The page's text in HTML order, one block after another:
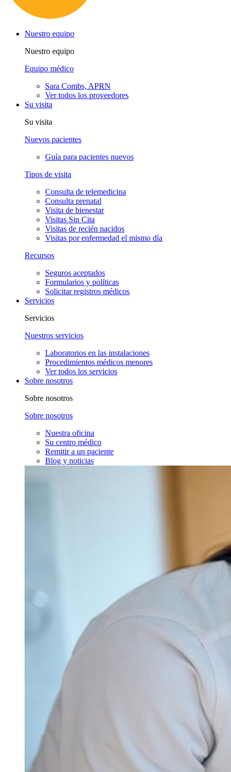
Nuestro equipo
Nuestro equipo
Equipo médico
Sara Combs, APRN
Ver todos los proveedores
Su visita
Su visita
Nuevos pacientes
Guía para pacientes nuevos
Tipos de visita
Consulta de telemedicina
Consulta prenatal
Visita de bienestar
Visitas Sin Cita
Visitas de recién nacidos
Visitas por enfermedad el mismo día
Recursos
Seguros aceptados
Formularios y políticas
Solicitar registros médicos
Servicios
Servicios
Nuestros servicios
Laboratorios en las instalaciones
Procedimientos médicos menores
Ver todos los servicios
Sobre nosotros
Sobre nosotros
Sobre nosotros
Nuestra oficina
Su centro médico
Remitir a un paciente
Blog y noticias